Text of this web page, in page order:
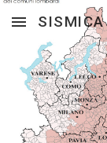
Skip to main